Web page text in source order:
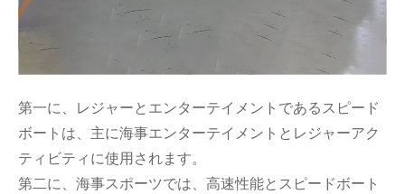
第一に、レジャーとエンターテイメントであるスピード
ボートは、主に海事エンターテイメントとレジャーアク
ティビティに使用されます。
第二に、海事スポーツでは、高速性能とスピードボート